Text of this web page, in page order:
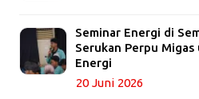
Seminar Energi di
Serukan Perpu Migas
Energi
20 Juni 2026